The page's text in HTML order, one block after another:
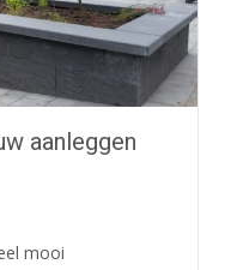
aanleggen
mooi